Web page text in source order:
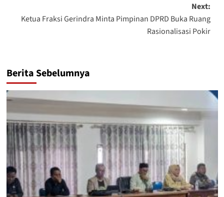
Next:
Ketua Fraksi Gerindra Minta Pimpinan DPRD Buka Ruang
Rasionalisasi Pokir
Berita Sebelumnya